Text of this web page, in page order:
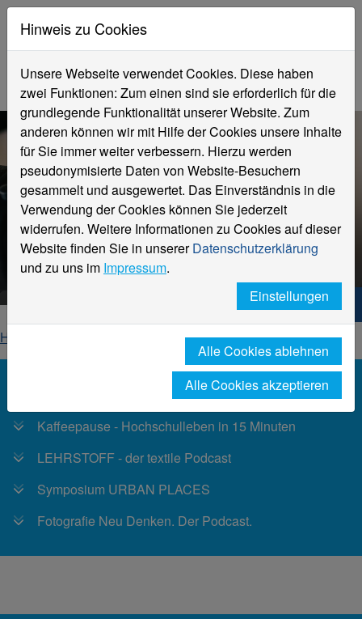
Podcasts für Studierende
Hochschule Niederrhein
Hochschule Niederrhein. Dein Weg.
Home
Podcast
sPODlight - der Podcast der Studienberatung
Kaffeepause - Hochschulleben in 15 Minuten
LEHRSTOFF - der textile Podcast
Symposium URBAN PLACES
Fotografie Neu Denken. Der Podcast.
Hinweis zu Cookies
Unsere Webseite verwendet Cookies. Diese haben
zwei Funktionen: Zum einen sind sie erforderlich für die
grundlegende Funktionalität unserer Website. Zum
anderen können wir mit Hilfe der Cookies unsere Inhalte
für Sie immer weiter verbessern. Hierzu werden
pseudonymisierte Daten von Website-Besuchern
gesammelt und ausgewertet. Das Einverständnis in die
Verwendung der Cookies können Sie jederzeit
widerrufen. Weitere Informationen zu Cookies auf dieser
Website finden Sie in unsererDatenschutzerklärung
und zu uns im Impressum.
Einstellungen
Alle Cookies ablehnen
Alle Cookies akzeptieren